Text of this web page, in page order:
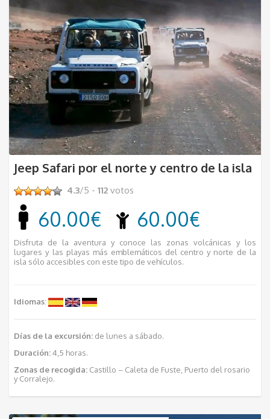
Jeep Safari por el norte y centro de la isla
4.3/5 -112 votos
60.00€ 60.00€
Disfruta de la aventura y conoce las zonas volcánicas y los
lugares y las playas más emblemáticos del centro y norte de la
isla sólo accesibles con este tipo de vehículos.
Idiomas:
Días de la excursión: de lunes a sábado.
Duración:4,5 horas.
Zonas de recogida: Castillo – Caleta de Fuste, Puerto del rosario
y Corralejo.